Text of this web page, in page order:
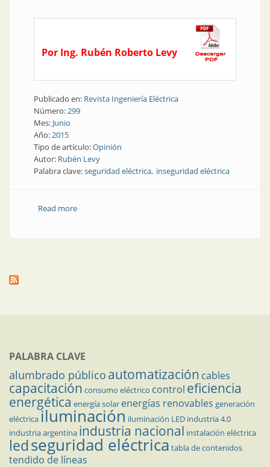
Por Ing. Rubén Roberto Levy
Publicado en: Revista Ingeniería Eléctrica
Número:299
Mes: Junio
Año:2015
Tipo de artículo:Opinión
Autor: Rubén Levy
Palabra clave:seguridad eléctrica inseguridad eléctrica
Read moreabout Opinión | A la inseguridad eléctrica apliquemos
PALABRA CLAVE
alumbrado público automatización cables
capacitación consumo eléctrico control eficiencia
energética energía solar energías renovables generación
eléctricailuminación iluminación LED industria 4.0
industria argentina industria nacional instalación eléctrica
ledseguridad eléctrica tabla de contenidos
tendido de líneas